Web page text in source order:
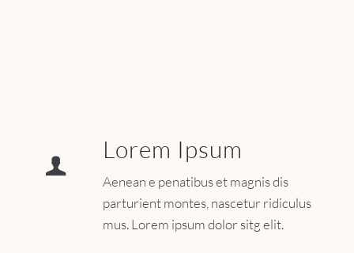
Lorem Ipsum
Aenean e penatibus et magnis dis
parturient montes, nascetur ridiculus
mus. Lorem ipsum dolor sitg elit.